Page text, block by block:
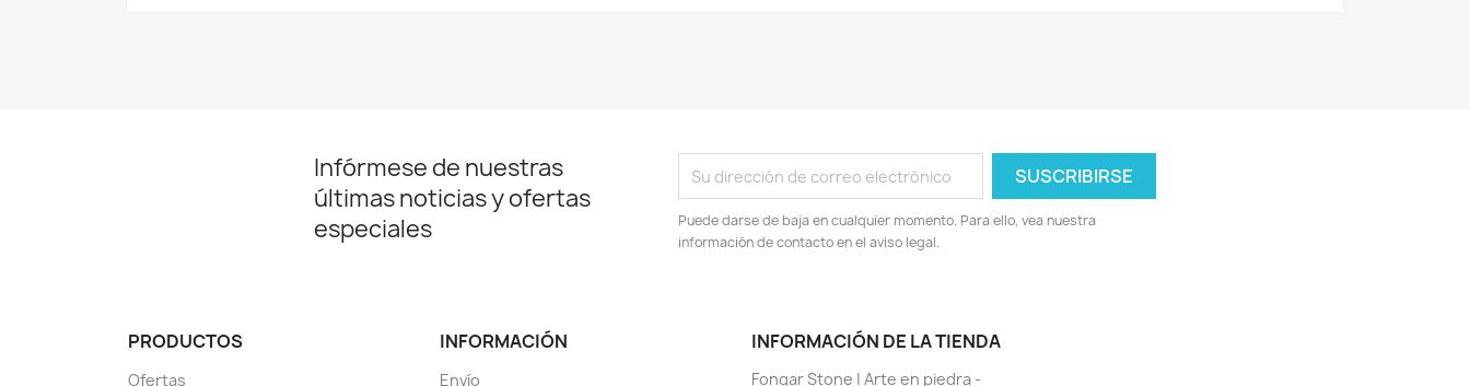
Infórmese de nuestras
últimas noticias y ofertas
especiales
Puede darse de baja en cualquier momento. Para ello, vea nuestra
información de contacto en el aviso legal.
PRODUCTOS
Ofertas
INFORMACIÓN
Envío
INFORMACIÓN DE LA TIENDA
Fongar Stone | Arte en piedra -